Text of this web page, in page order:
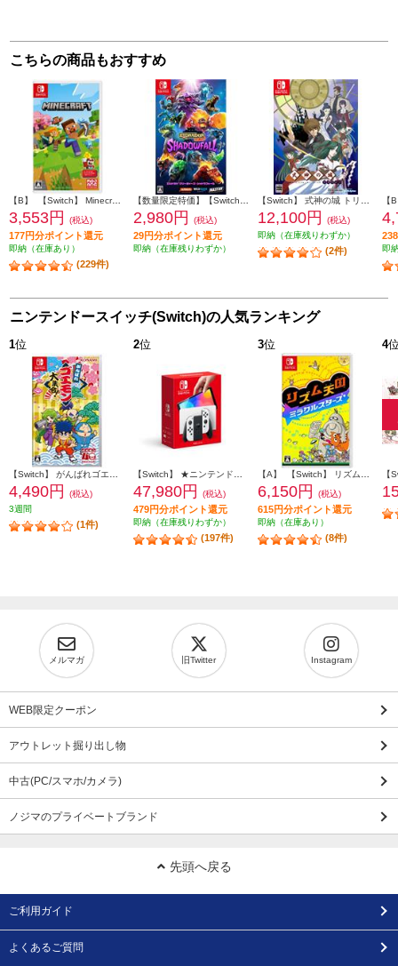
こちらの商品もおすすめ
【B】 【Switch】 Minecraft（マインクラフト）
3,553円 (税込)
177円分ポイント還元
即納（在庫あり）
(229件)
2,980円 (税込)
29円分ポイント還元
即納（在庫残りわずか）
12,100円
(税込)
即納（在庫残りわずか）
(2件) 即
ニンテンドースイッチ(Switch)の人気ランキング
1位
4,490円
(税込)
3週間
(1件)
2位
47,980円 (税込)
479円分ポイント還元
即納（在庫残りわずか）
(197件)
3位
6,150円 (税込)
615円分ポイント還元
即納（在庫あり）
(8件)
4
メルマガ 旧Twitter Instagram
WEB限定クーポン
アウトレット掘り出し物
中古(PC/スマホ/カメラ)
ノジマのプライベートブランド
先頭へ戻る
ご利用ガイド
よくあるご質問